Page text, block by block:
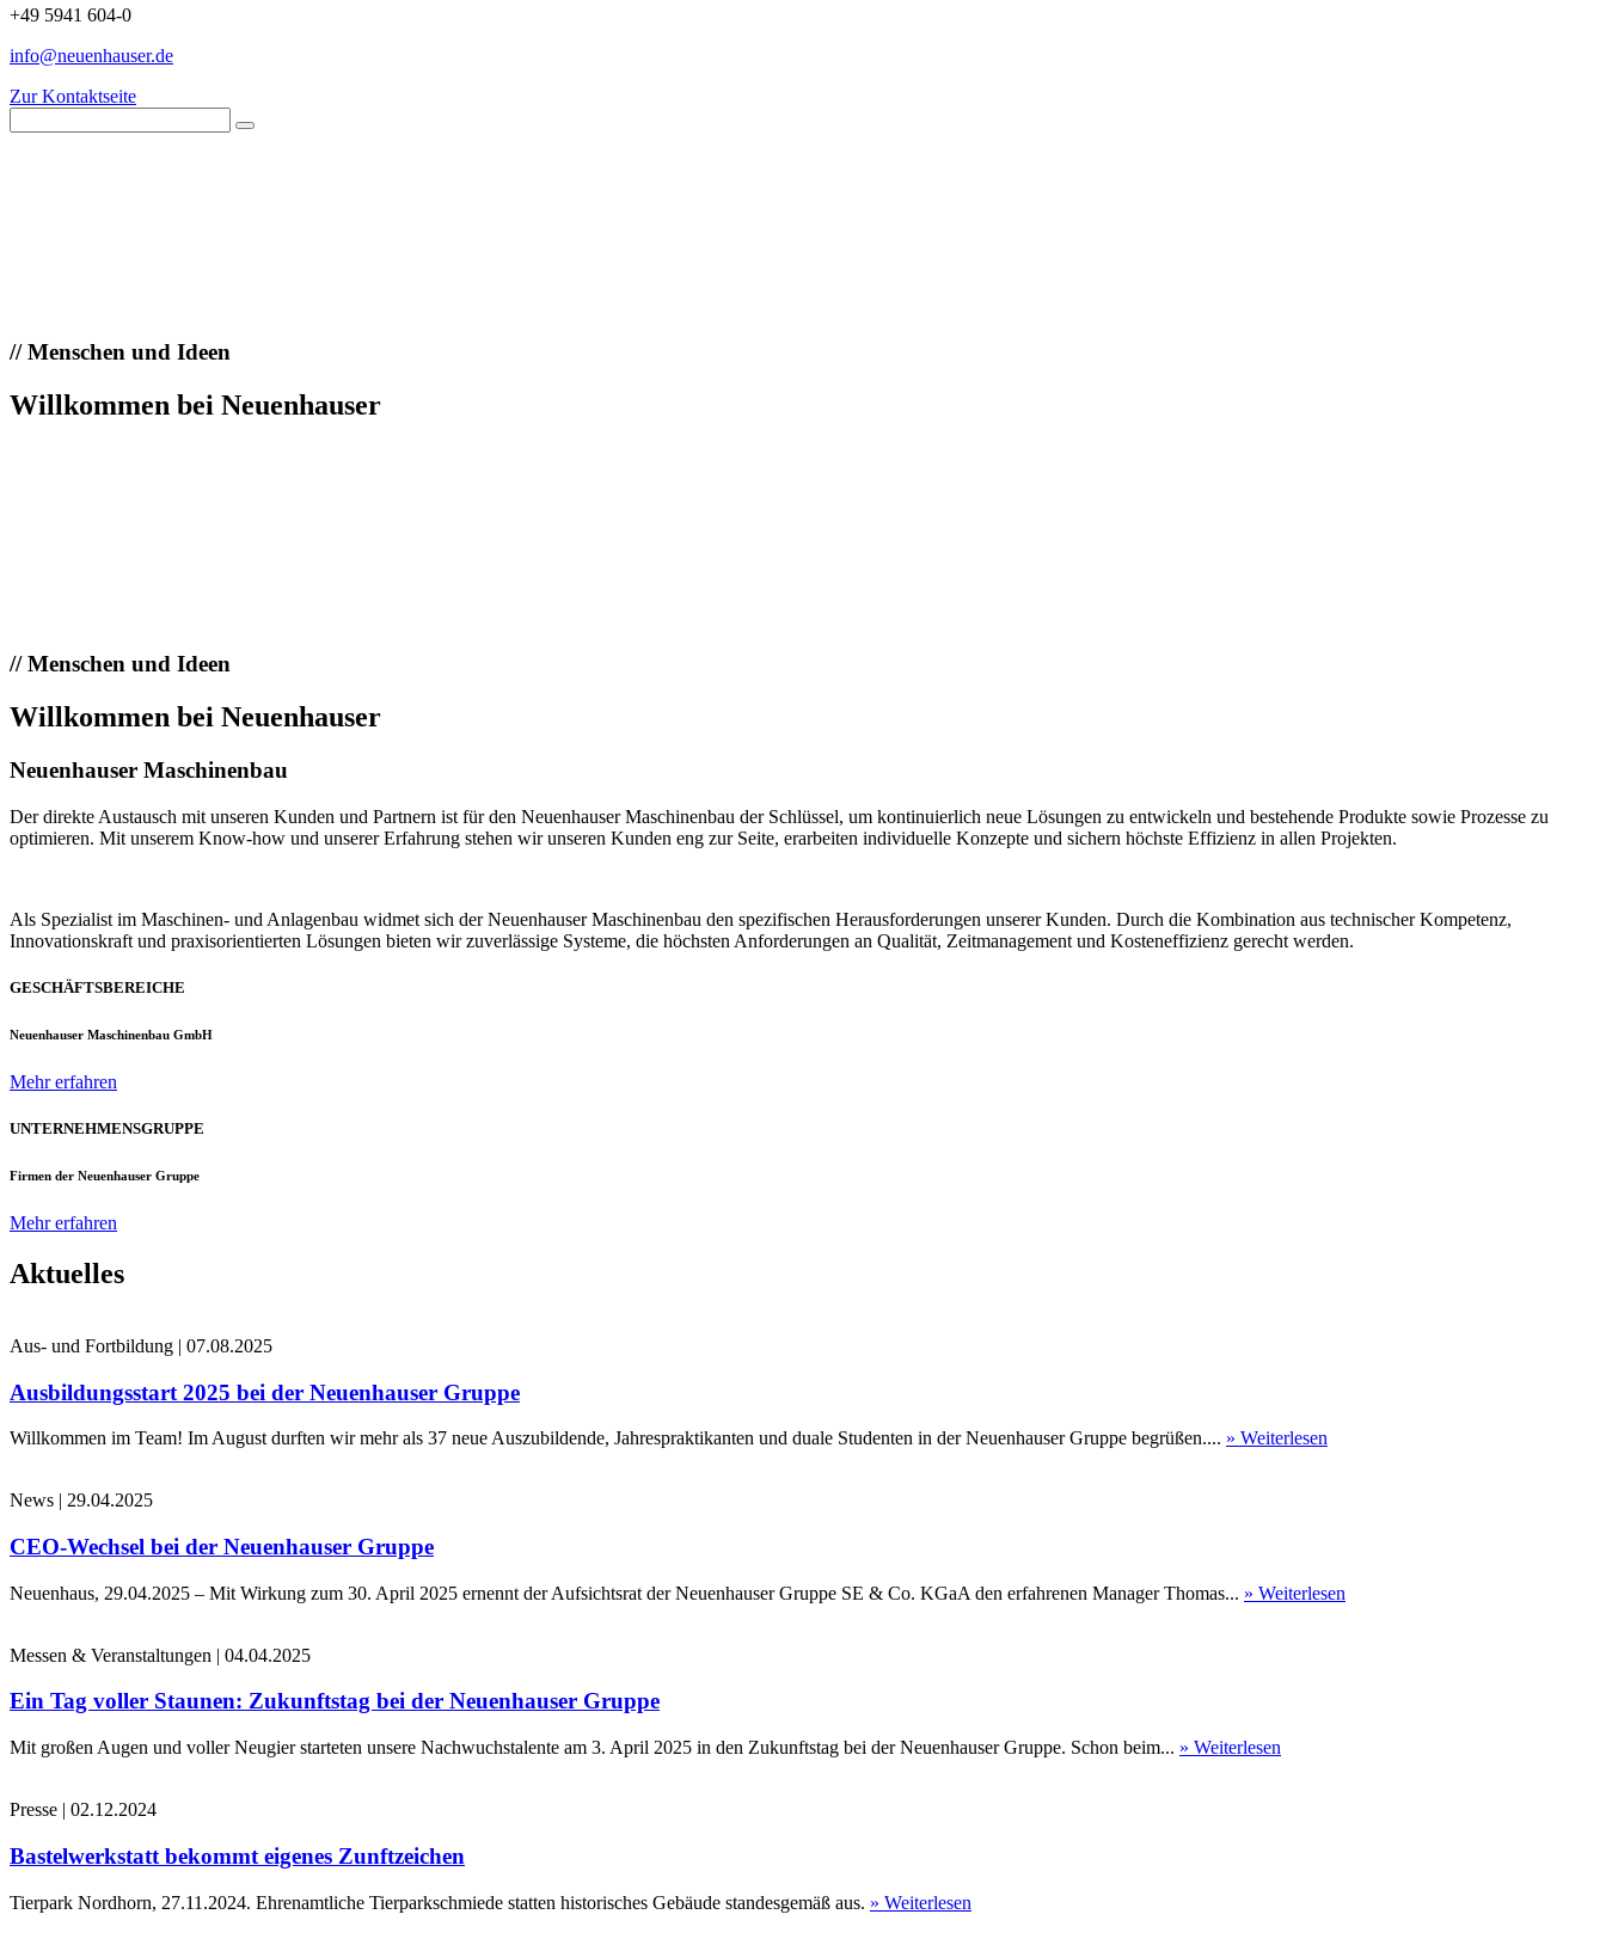
+49 5941 604-0
info@neuenhauser.de
Zur Kontaktseite
//Menschen und Ideen
Willkommen bei Neuenhauser
//Menschen und Ideen
Willkommen bei Neuenhauser
Neuenhauser Maschinenbau
Der direkte Austausch mit unseren Kunden und Partnern ist für den Neuenhauser Maschinenbau der Schlüssel, um kontinuierlich neue Lösungen zu entwickeln und bestehende Produkte sowie Prozesse zu
optimieren. Mit unserem Know-how und unserer Erfahrung stehen wir unseren Kunden eng zur Seite, erarbeiten individuelle Konzepte und sichern höchste Effizienz in allen Projekten.
Als Spezialist im Maschinen- und Anlagenbau widmet sich der Neuenhauser Maschinenbau den spezifischen Herausforderungen unserer Kunden. Durch die Kombination aus technischer Kompetenz,
Innovationskraft und praxisorientierten Lösungen bieten wir zuverlässige Systeme, die höchsten Anforderungen an Qualität, Zeitmanagement und Kosteneffizienz gerecht werden.
GESCHÄFTSBEREICHE
Neuenhauser Maschinenbau GmbH
Mehr erfahren
UNTERNEHMENSGRUPPE
Firmen der Neuenhauser Gruppe
Mehr erfahren
Aktuelles
Aus- und Fortbildung | 07.08.2025
Ausbildungsstart 2025 bei der Neuenhauser Gruppe
Willkommen im Team! Im August durften wir mehr als 37 neue Auszubildende, Jahrespraktikanten und duale Studenten in der Neuenhauser Gruppe begrüßen.... » Weiterlesen
News | 29.04.2025
CEO-Wechsel bei der Neuenhauser Gruppe
Neuenhaus, 29.04.2025 – Mit Wirkung zum 30. April 2025 ernennt der Aufsichtsrat der Neuenhauser Gruppe SE & Co. KGaA den erfahrenen Manager Thomas... » Weiterlesen
Messen & Veranstaltungen | 04.04.2025
Ein Tag voller Staunen: Zukunftstag bei der Neuenhauser Gruppe
Mit großen Augen und voller Neugier starteten unsere Nachwuchstalente am 3. April 2025 in den Zukunftstag bei der Neuenhauser Gruppe. Schon beim... » Weiterlesen
Presse | 02.12.2024
Bastelwerkstatt bekommt eigenes Zunftzeichen
Tierpark Nordhorn, 27.11.2024. Ehrenamtliche Tierparkschmiede statten historisches Gebäude standesgemäß aus. » Weiterlesen